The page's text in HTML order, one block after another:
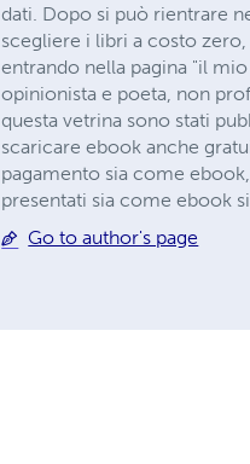
dati. Dopo si può rientrare
scegliere i libri a costo
entrando nella pagina "il
opinionista e poeta, non
questa vetrina sono stati
scaricare ebook anche
pagamento sia come
presentati sia come ebook
Go to author's page